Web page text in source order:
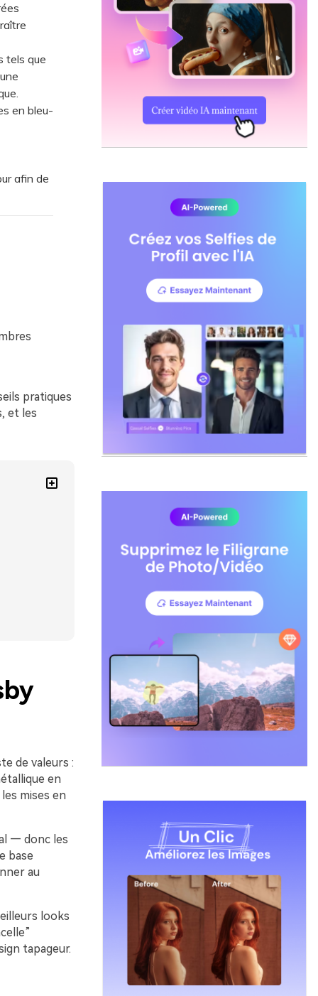
tels que
en bleu-
afin de
pratiques
et les
de valeurs :
en
mises en
— donc les
base
au
looks
tapageur.